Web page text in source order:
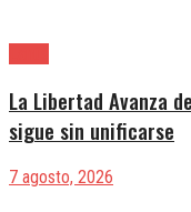
La Libertad Avanza
sigue sin unificarse
7 agosto, 2026